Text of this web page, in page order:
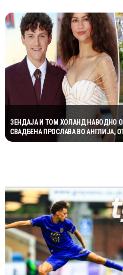
ЗЕНДАЈА И ТОМ ХОЛАНД НАВОДНО
СВАДБЕНА ПРОСЛАВА ВО АНГЛИЈА,